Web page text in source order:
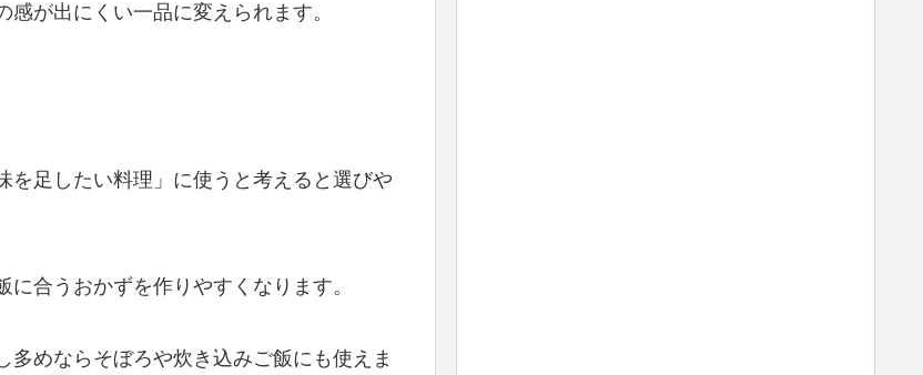
が出にくい一品に変えられます。
を足したい料理」に使うと考えると選びや
合うおかずを作りやすくなります。
めならそぼろや炊き込みご飯にも使えま